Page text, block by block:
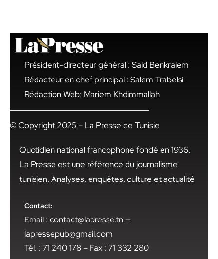
Président-directeur général : Said Benkraiem
Rédacteur en chef principal : Salem Trabelsi
Rédaction Web: Mariem Khdimmallah
© Copyright 2025 – La Presse de Tunisie
Quotidien national francophone fondé en 1936,
La Presse est une référence du journalisme
tunisien. Analyses, enquêtes, culture et actualité
Contact:
Email : contact@lapresse.tn —
lapressepub@gmail.com
Tél. : 71 240 178 – Fax : 71 332 280